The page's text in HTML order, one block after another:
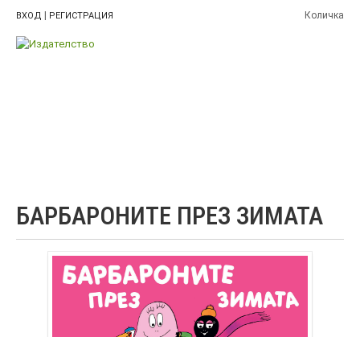
ВХОД | РЕГИСТРАЦИЯ Количка
БАРБАРОНИТЕ ПРЕЗ ЗИМАТА